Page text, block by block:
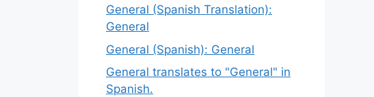
General (Spanish Translation):
General
General (Spanish): General
General translates to "General" in
Spanish.